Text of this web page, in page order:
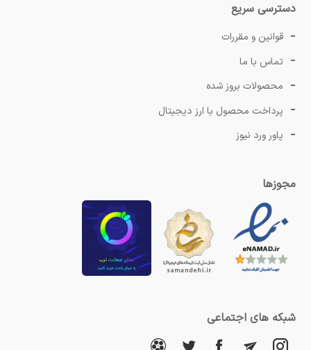
دسترسی سریع
قوانین و مقررات
تماس با ما
محصولات بروز شده
پرداخت محصول با ارز دیجیتال
پاور ورد نیوز
مجوزها
شبکه های اجتماعی